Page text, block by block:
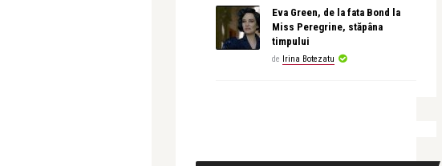
Eva Green, de la fata Bond la
Miss Peregrine, stăpâna
timpului
de Irina Botezatu